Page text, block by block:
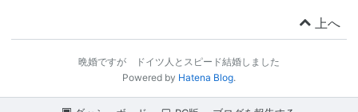
上へ
晩婚ですが ドイツ人とスピード結婚しました
Powered by Hatena Blog.